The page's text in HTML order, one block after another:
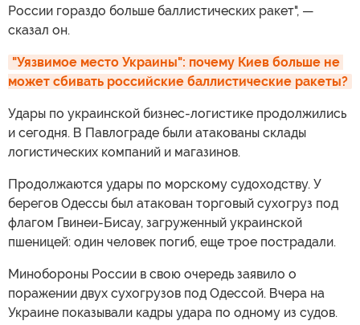
России гораздо больше баллистических ракет", —
сказал он.
"Уязвимое место Украины": почему Киев больше не
может сбивать российские баллистические ракеты?
Удары по украинской бизнес-логистике продолжились
и сегодня. В Павлограде были атакованы склады
логистических компаний и магазинов.
Продолжаются удары по морскому судоходству. У
берегов Одессы был атакован торговый сухогруз под
флагом Гвинеи-Бисау, загруженный украинской
пшеницей: один человек погиб, еще трое пострадали.
Минобороны России в свою очередь заявило о
поражении двух сухогрузов под Одессой. Вчера на
Украине показывали кадры удара по одному из судов.